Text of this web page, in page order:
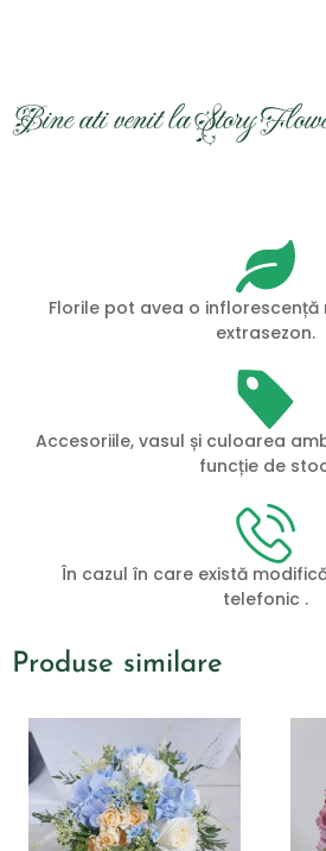
Bine ati venit la Story
Florile pot avea o inflorescență
extrasezon.
Accesoriile, vasul și culoarea
funcție de
În cazul în care există
telefonic .
Produse similare